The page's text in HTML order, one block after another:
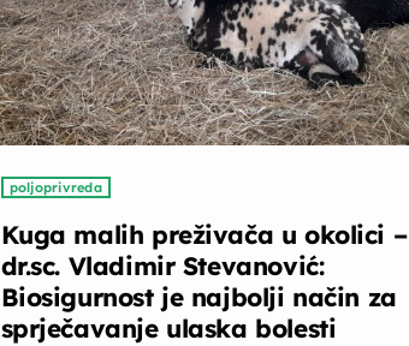
poljoprivreda
Kuga malih preživača u okolici –
dr.sc. Vladimir Stevanović:
Biosigurnost je najbolji način za
sprječavanje ulaska bolesti